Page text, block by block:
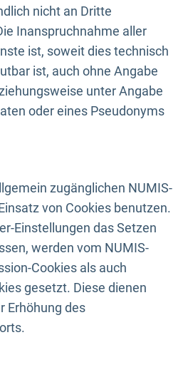
nicht an Dritte
Inanspruchnahme aller
ist, soweit dies technisch
ist, auch ohne Angabe
unter Angabe
oder eines Pseudonyms
zugänglichen NUMIS-
von Cookies benutzen.
Einstellungen das Setzen
werden vom NUMIS-
Cookies als auch
gesetzt. Diese dienen
Erhöhung des